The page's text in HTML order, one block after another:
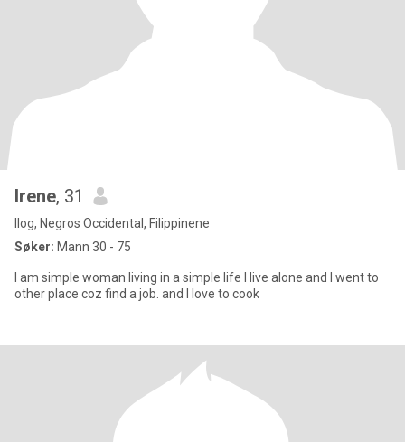
Irene, 31
Ilog, Negros Occidental, Filippinene
Søker: Mann 30 - 75
I am simple woman living in a simple life I live alone and I went to
other place coz find a job. and I love to cook